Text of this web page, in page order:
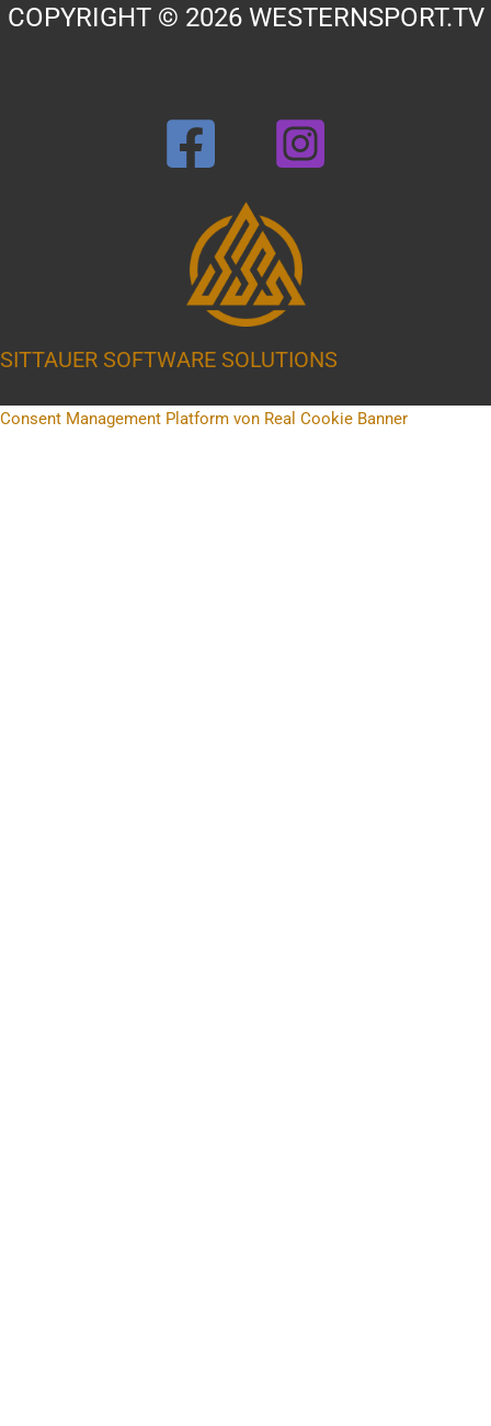
COPYRIGHT © 2026 WESTERNSPORT.TV
SITTAUER SOFTWARE SOLUTIONS
Consent Management Platform von Real Cookie Banner